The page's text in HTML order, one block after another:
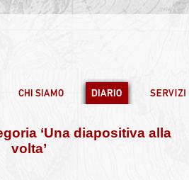
‘Una diapositiva alla
volta’